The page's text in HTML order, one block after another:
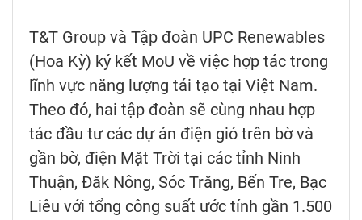
T&T Group và Tập đoàn UPC Renewables
(Hoa Kỳ) ký kết MoU về việc hợp tác trong
lĩnh vực năng lượng tái tạo tại Việt Nam.
Theo đó, hai tập đoàn sẽ cùng nhau hợp
tác đầu tư các dự án điện gió trên bờ và
gần bờ, điện Mặt Trời tại các tỉnh Ninh
Thuận, Đăk Nông, Sóc Trăng, Bến Tre, Bạc
Liêu với tổng công suất ước tính gần 1.500